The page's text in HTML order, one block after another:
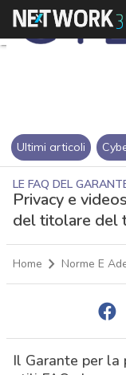
Ultimi articoli
LE FAQ DEL
Privacy e
del titolare del
Home Norme E
Il Garante per la